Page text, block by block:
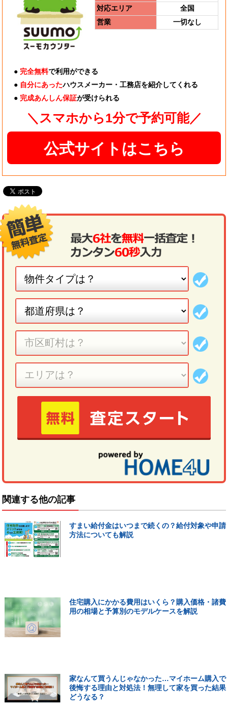
対応エリア
全国
営業
一切なし
● 完全無料で利用ができる
● 自分にあったハウスメーカー・工務店を紹介してくれる
● 完成あんしん保証が受けられる
＼スマホから1分で予約可能／
公式サイトはこちら
関連する他の記事
すまい給付金はいつまで続くの？給付対象や申請
方法についても解説
住宅購入にかかる費用はいくら？購入価格・諸費
用の相場と予算別のモデルケースを解説
家なんて買うんじゃなかった…マイホーム購入で
後悔する理由と対処法！無理して家を買った結果
どうなる？